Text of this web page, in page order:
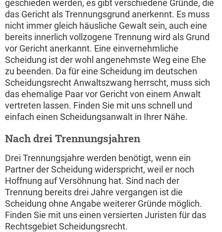
geschieden werden, es gibt verschiedene Gründe, die
das Gericht als Trennungsgrund anerkennt. Es muss
nicht immer gleich häusliche Gewalt sein, auch eine
bereits innerlich vollzogene Trennung wird als Grund
vor Gericht anerkannt. Eine einvernehmliche
Scheidung ist der wohl angenehmste Weg eine Ehe
zu beenden. Da für eine Scheidung im deutschen
Scheidungsrecht Anwaltszwang herrscht, muss sich
das ehemalige Paar vor Gericht von einem Anwalt
vertreten lassen. Finden Sie mit uns schnell und
einfach einen Scheidungsanwalt in Ihrer Nähe.
Nach drei Trennungsjahren
Drei Trennungsjahre werden benötigt, wenn ein
Partner der Scheidung widerspricht, weil er noch
Hoffnung auf Versöhnung hat. Sind nach der
Trennung bereits drei Jahre vergangen ist die
Scheidung ohne Angabe weiterer Gründe möglich.
Finden Sie mit uns einen versierten Juristen für das
Rechtsgebiet Scheidungsrecht.